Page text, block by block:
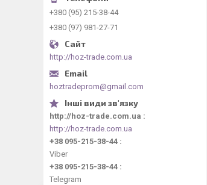
+380 (95) 215-38-44
+380 (97) 981-27-71
http://hoz-trade.com.ua
hoztradeprom@gmail.com
http://hoz-trade.com.ua
http://hoz-trade.com.ua
+38 095-215-38-44
Viber
+38 095-215-38-44
Telegram